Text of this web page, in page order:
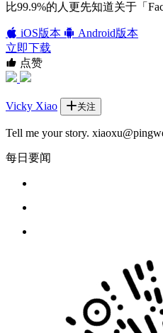
比99.9%的人更先知道关于「
iOS版本
Android版本
立即下载
点赞
Vicky Xiao 关注
Tell me your story.
每日要闻